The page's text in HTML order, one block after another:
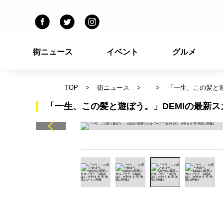
街ニュース イベント グルメ
TOP 街ニュース 「一生、この髪
「一生、この髪と遊ぼう。」DEMIの最新